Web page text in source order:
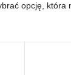
opcję, która